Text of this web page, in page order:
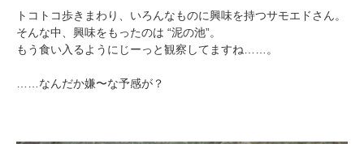
トコトコ歩きまわり、いろんなものに興味を持つサモエドさん。
そんな中、興味をもったのは “泥の池”。
もう食い入るようにじーっと観察してますね……。
……なんだか嫌〜な予感が？